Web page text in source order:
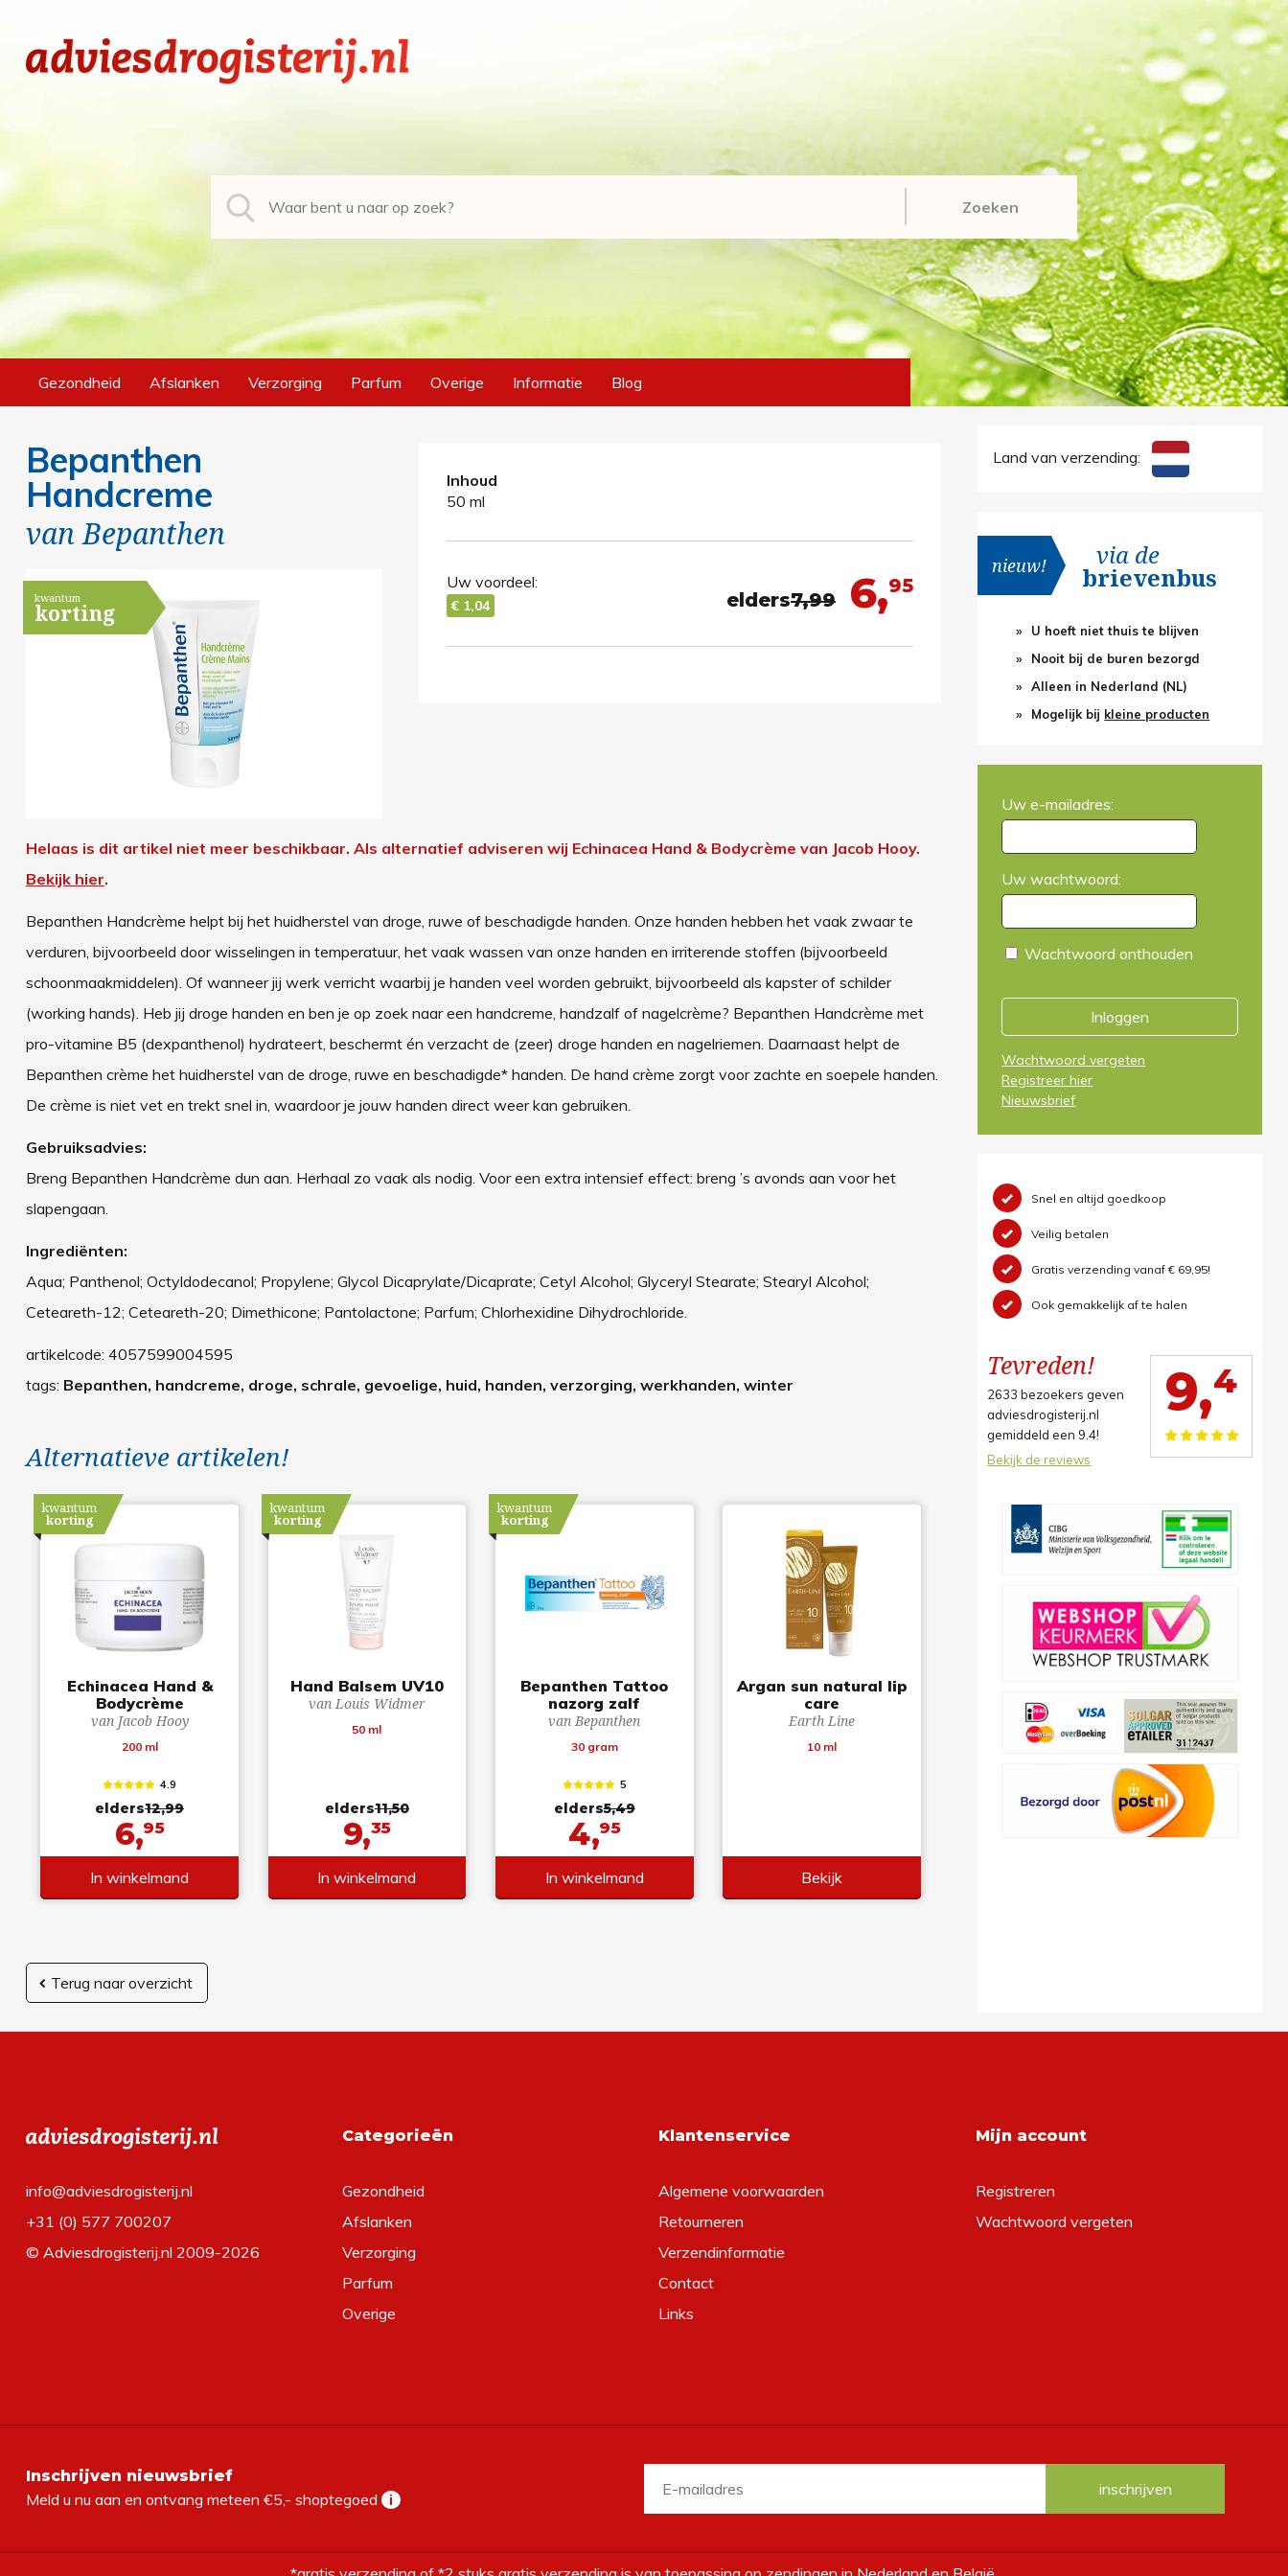
Zoeken
Gezondheid Afslanken Verzorging Parfum Overige Informatie Blog
Bepanthen
Handcreme
vanBepanthen
kwantum
korting
Inhoud
50 ml
6,95
elders7,99
Uw voordeel:
€ 1,04
Helaas is dit artikel niet meer beschikbaar. Als alternatief adviseren wij Echinacea Hand & Bodycrème van Jacob Hooy.
Bekijk hier.
Bepanthen Handcrème helpt bij het huidherstel van droge, ruwe of beschadigde handen. Onze handen hebben het vaak zwaar te
verduren, bijvoorbeeld door wisselingen in temperatuur, het vaak wassen van onze handen en irriterende stoffen (bijvoorbeeld
schoonmaakmiddelen). Of wanneer jij werk verricht waarbij je handen veel worden gebruikt, bijvoorbeeld als kapster of schilder
(working hands). Heb jij droge handen en ben je op zoek naar een handcreme, handzalf of nagelcrème? Bepanthen Handcrème met
pro-vitamine B5 (dexpanthenol) hydrateert, beschermt én verzacht de (zeer) droge handen en nagelriemen. Daarnaast helpt de
Bepanthen crème het huidherstel van de droge, ruwe en beschadigde* handen. De hand crème zorgt voor zachte en soepele handen.
De crème is niet vet en trekt snel in, waardoor je jouw handen direct weer kan gebruiken.
Gebruiksadvies:
Breng Bepanthen Handcrème dun aan. Herhaal zo vaak als nodig. Voor een extra intensief effect: breng ’s avonds aan voor het
slapengaan.
Ingrediënten:
Aqua; Panthenol; Octyldodecanol; Propylene; Glycol Dicaprylate/Dicaprate; Cetyl Alcohol; Glyceryl Stearate; Stearyl Alcohol;
Ceteareth-12; Ceteareth-20; Dimethicone; Pantolactone; Parfum; Chlorhexidine Dihydrochloride.
artikelcode: 4057599004595
tags: Bepanthen, handcreme, droge, schrale, gevoelige, huid, handen, verzorging, werkhanden, winter
Alternatieve artikelen!
Echinacea Hand &
Bodycrème
van Jacob Hooy
200 ml
kwantum
korting
4.9
elders12,99
6,95
In winkelmand
Hand Balsem UV10
van Louis Widmer
50 ml
kwantum
korting
elders11,50
9,35
In winkelmand
Bepanthen Tattoo
nazorg zalf
van Bepanthen
30 gram
kwantum
korting
5
elders5,49
4,95
In winkelmand
Argan sun natural lip
care
Earth Line
10 ml
Bekijk
Terug naar overzicht
Land van verzending:
nieuw! via de
brievenbus
U hoeft niet thuis te blijven
Nooit bij de buren bezorgd
Alleen in Nederland (NL)
Mogelijk bij kleine producten
Uw e-mailadres:
Uw wachtwoord:
Wachtwoord onthouden
Inloggen
Wachtwoord vergeten
Registreer hier
Nieuwsbrief
Snel en altijd goedkoop
Veilig betalen
Gratis verzending vanaf € 69,95!
Ook gemakkelijk af te halen
Tevreden!
2633 bezoekers geven
adviesdrogisterij.nl
gemiddeld een 9.4!
Bekijk de reviews
9,4
info@adviesdrogisterij.nl
+31 (0) 577 700207
© Adviesdrogisterij.nl 2009-2026
Categorieën
Gezondheid
Afslanken
Verzorging
Parfum
Overige
Klantenservice
Algemene voorwaarden
Retourneren
Verzendinformatie
Contact
Links
Mijn account
Registreren
Wachtwoord vergeten
Inschrijven nieuwsbrief
Meld u nu aan en ontvang meteen €5,- shoptegoed i